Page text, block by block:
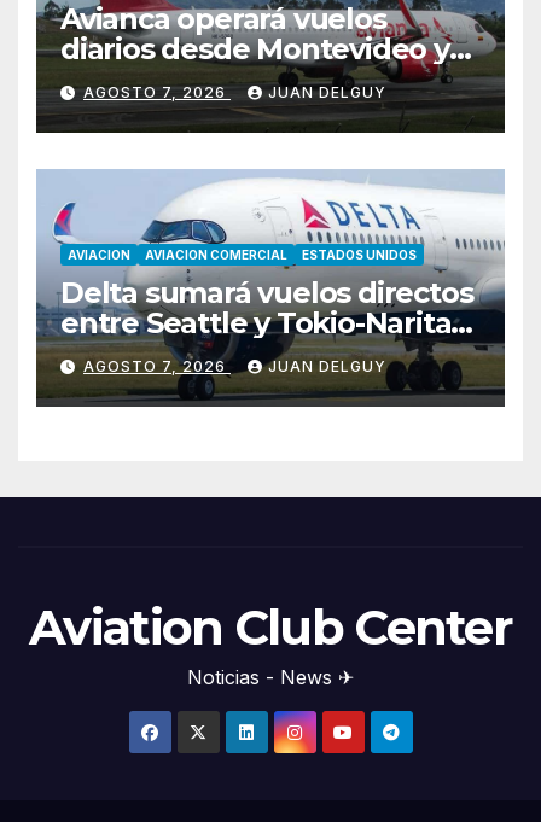
Avianca operará vuelos
diarios desde Montevideo y
Asunción hacia Bogotá
AGOSTO 7, 2026 JUAN DELGUY
AVIACION AVIACION COMERCIAL ESTADOS UNIDOS
Delta sumará vuelos directos
entre Seattle y Tokio-Narita
desde marzo de 2027
AGOSTO 7, 2026 JUAN DELGUY
Aviation Club Center
Noticias - News ✈